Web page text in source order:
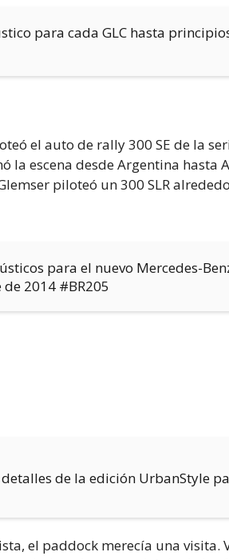
para cada GLC hasta
el auto de rally 300 SE de la
la escena desde Argentina hasta
piloteó un 300 SLR
para el nuevo Mercedes-
2014 #BR205
de la edición UrbanStyle
el paddock merecía una visita.